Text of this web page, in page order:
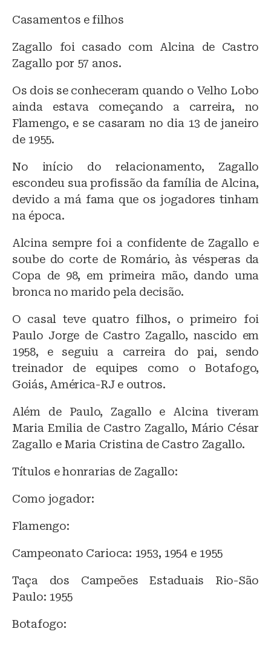
Casamentos e filhos
Zagallo foi casado com Alcina de Castro
Zagallo por 57 anos.
Os dois se conheceram quando o Velho Lobo
ainda estava começando a carreira, no
Flamengo, e se casaram no dia 13 de janeiro
de 1955.
No início do relacionamento, Zagallo
escondeu sua profissão da família de Alcina,
devido a má fama que os jogadores tinham
na época.
Alcina sempre foi a confidente de Zagallo e
soube do corte de Romário, às vésperas da
Copa de 98, em primeira mão, dando uma
bronca no marido pela decisão.
O casal teve quatro filhos, o primeiro foi
Paulo Jorge de Castro Zagallo, nascido em
1958, e seguiu a carreira do pai, sendo
treinador de equipes como o Botafogo,
Goiás, América-RJ e outros.
Além de Paulo, Zagallo e Alcina tiveram
Maria Emilia de Castro Zagallo, Mário César
Zagallo e Maria Cristina de Castro Zagallo.
Títulos e honrarias de Zagallo:
Como jogador:
Flamengo:
Campeonato Carioca: 1953, 1954 e 1955
Taça dos Campeões Estaduais Rio-São
Paulo: 1955
Botafogo: